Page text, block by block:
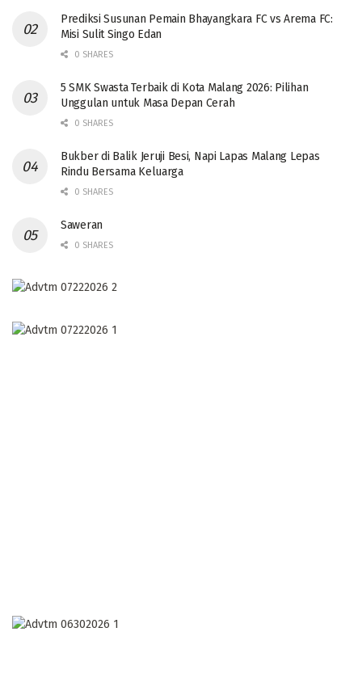
Prediksi Susunan Pemain Bhayangkara FC vs Arema FC:
Misi Sulit Singo Edan
0 SHARES
5 SMK Swasta Terbaik di Kota Malang 2026: Pilihan
Unggulan untuk Masa Depan Cerah
0 SHARES
Bukber di Balik Jeruji Besi, Napi Lapas Malang Lepas
Rindu Bersama Keluarga
0 SHARES
Saweran
0 SHARES